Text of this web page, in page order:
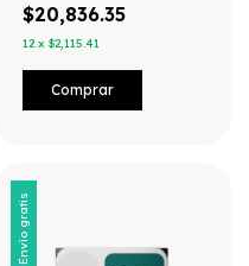
$20,836.35
12 x $2,115.41
Envío gratis